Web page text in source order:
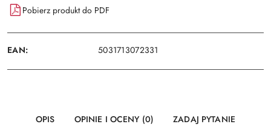
Pobierz produkt do PDF
EAN: 5031713072331
OPIS OPINIE I OCENY (0) ZADAJ PYTANIE